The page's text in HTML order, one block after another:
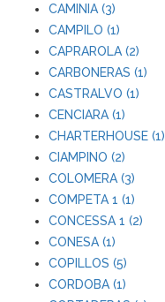
CAMINIA (3)
CAMPILO (1)
CAPRAROLA (2)
CARBONERAS (1)
CASTRALVO (1)
CENCIARA (1)
CHARTERHOUSE (1)
CIAMPINO (2)
COLOMERA (3)
COMPETA 1 (1)
CONCESSA 1 (2)
CONESA (1)
COPILLOS (5)
CORDOBA (1)